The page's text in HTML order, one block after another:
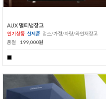
AUX 멀티냉장고
인기상품 신제품 업소/가정/차량/와인저장고
품절
199,000원